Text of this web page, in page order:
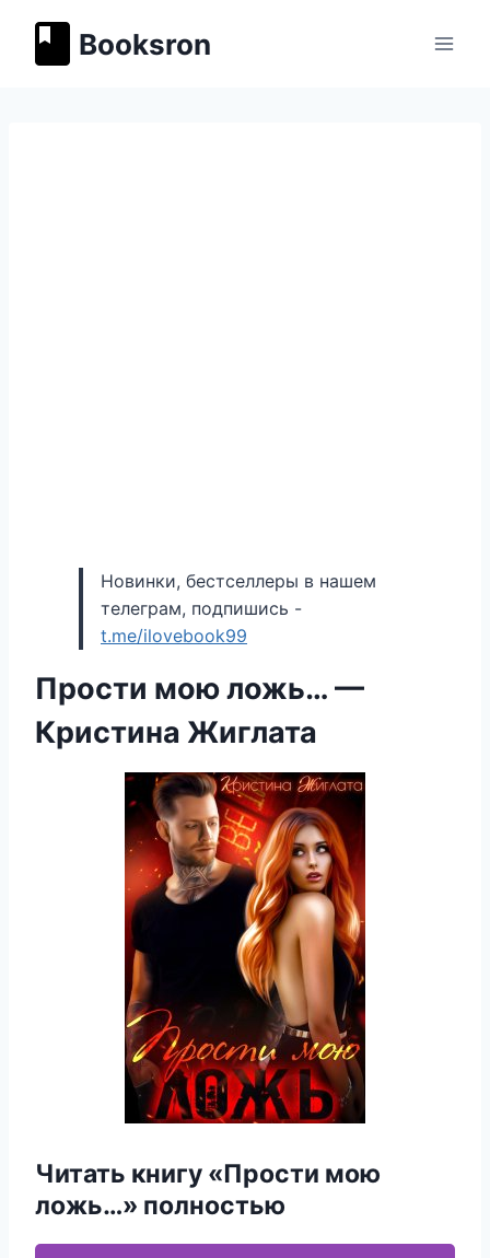
содержимому
Booksron
Новинки, бестселлеры в нашем
телеграм, подпишись -
t.me/ilovebook99
Прости мою ложь… —
Кристина Жиглата
Читать книгу «Прости мою
ложь…» полностью